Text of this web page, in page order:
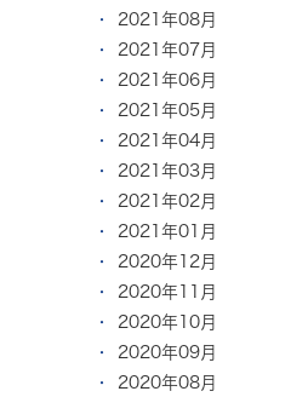
2021年08月
2021年07月
2021年06月
2021年05月
2021年04月
2021年03月
2021年02月
2021年01月
2020年12月
2020年11月
2020年10月
2020年09月
2020年08月